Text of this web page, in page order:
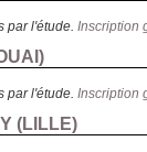
par l'étude. Inscription
)
par l'étude. Inscription
(LILLE)